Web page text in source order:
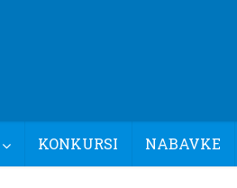
KONKURSI NABAVKE